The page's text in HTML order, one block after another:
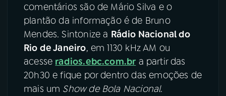
comentários são de Mário Silva e o
plantão da informação é de Bruno
Mendes. Sintonize a Rádio Nacional do
Rio de Janeiro, em 1130 kHz AM ou
acesse radios.ebc.com.br a partir das
20h30 e fique por dentro das emoções de
mais um Show de Bola Nacional.